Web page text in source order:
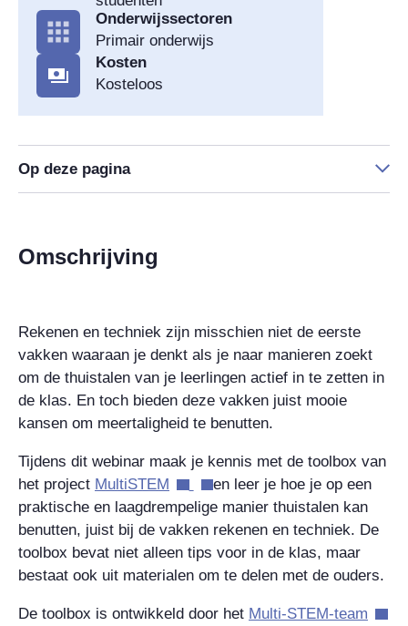
Onderwijssectoren
Primair onderwijs
Kosten
Kosteloos
Op deze pagina
Omschrijving
Rekenen en techniek zijn misschien niet de eerste
vakken waaraan je denkt als je naar manieren zoekt
om de thuistalen van je leerlingen actief in te zetten in
de klas. En toch bieden deze vakken juist mooie
kansen om meertaligheid te benutten.
Tijdens dit webinar maak je kennis met de toolbox van
het project MultiSTEM
en leer je hoe je op een
praktische en laagdrempelige manier thuistalen kan
benutten, juist bij de vakken rekenen en techniek. De
toolbox bevat niet alleen tips voor in de klas, maar
bestaat ook uit materialen om te delen met de ouders.
De toolbox is ontwikkeld door het Multi-STEM-team